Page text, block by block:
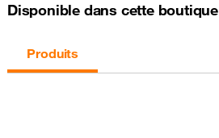
Disponible dans cette boutique
Produits